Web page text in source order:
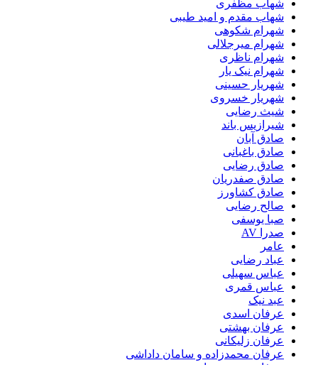
شهاب مظفری
شهاب مقدم و امید طیبی
شهرام شکوهی
شهرام میرجلالی
شهرام ناظری
شهرام نیک یار
شهریار حسینی
شهریار خسروی
شیث رضایی
شیرازیس باند
صادق آبان
صادق باغبانی
صادق رضایی
صادق صفدریان
صادق کشاورز
صالح رضایی
صبا یوسفی
صدرا AV
عامر
عباد رضایی
عباس سهیلی
عباس قمری
عبد نیک
عرفان اسدی
عرفان بهشتی
عرفان زلیکانی
عرفان محمدزاده و سامان داداشی